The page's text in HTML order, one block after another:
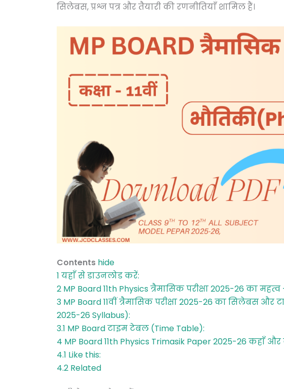
सिलेबस, प्रश्न पत्र और तैयारी की रणनीतियाँ शामिल हैं।
Contents hide
1 यहाँ से डाउनलोड करें:
2 MP Board 11th Physics त्रैमासिक परीक्षा 2025-26 का महत्व
3 MP Board 11वीं त्रैमासिक परीक्षा 2025-26 का सिलेबस
2025-26 Syllabus):
3.1 MP Board टाइम टेबल (Time Table):
4 MP Board 11th Physics Trimasik Paper 2025-26 कहाँ
4.1 Like this:
4.2 Related